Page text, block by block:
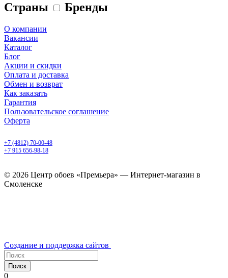
Страны Бренды
О компании
Вакансии
Каталог
Блог
Акции и скидки
Оплата и доставка
Обмен и возврат
Как заказать
Гарантия
Пользовательское соглашение
Оферта
+7 (4812) 70-00-48
+7 915 656-98-18
© 2026 Центр обоев «Премьера» — Интернет-магазин в
Смоленске
Создание и поддержка сайтов
Поиск
0